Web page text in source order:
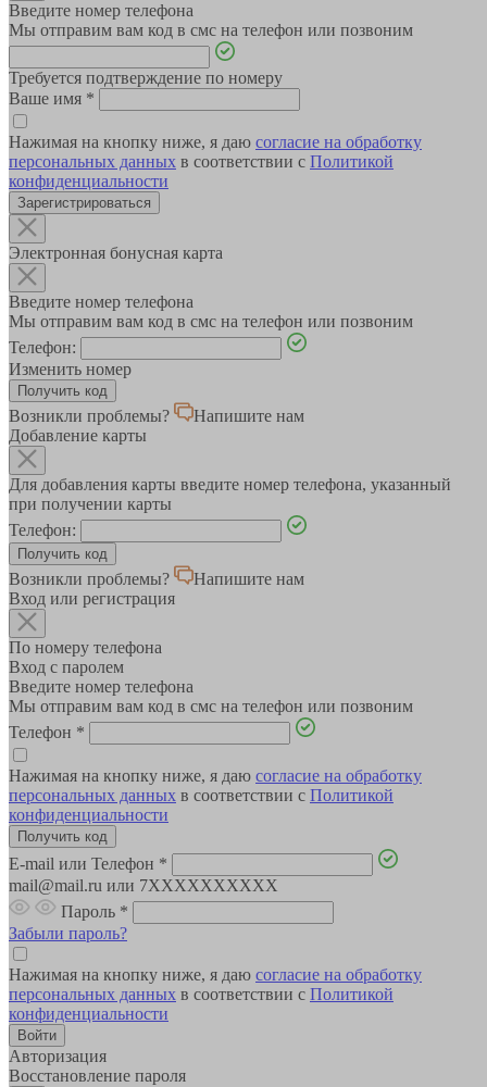
Введите номер телефона
Мы отправим вам код в смс на телефон или позвоним
Требуется подтверждение по номеру
Ваше имя *
Нажимая на кнопку ниже, я даю согласие на обработку
персональных данных в соответствии с Политикой
конфиденциальности
Зарегистрироваться
Электронная бонусная карта
Введите номер телефона
Мы отправим вам код в смс на телефон или позвоним
Телефон:
Изменить номер
Возникли проблемы?
Напишите нам
Добавление карты
Для добавления карты введите номер телефона, указанный
при получении карты
Телефон:
Возникли проблемы?
Напишите нам
Вход или регистрация
По номеру телефона
Вход с паролем
Введите номер телефона
Мы отправим вам код в смс на телефон или позвоним
Телефон *
Нажимая на кнопку ниже, я даю согласие на обработку
персональных данных в соответствии с Политикой
конфиденциальности
E-mail или Телефон *
mail@mail.ru или 7XXXXXXXXXX
Пароль *
Забыли пароль?
Нажимая на кнопку ниже, я даю согласие на обработку
персональных данных в соответствии с Политикой
конфиденциальности
Авторизация
Восстановление пароля